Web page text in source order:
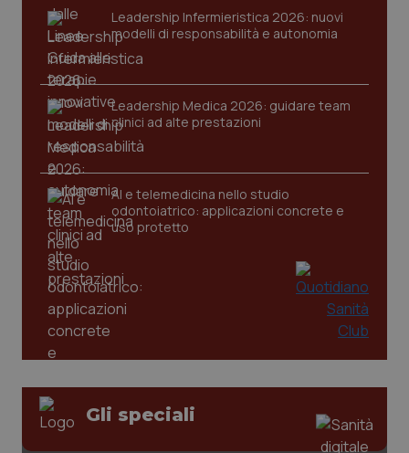
Leadership Infermieristica 2026: nuovi
modelli di responsabilità e autonomia
Leadership Medica 2026: guidare team
clinici ad alte prestazioni
AI e telemedicina nello studio
odontoiatrico: applicazioni concrete e
uso protetto
Gli speciali
.youtube.com
CookieScriptConsent
www.quotidianosanita.it